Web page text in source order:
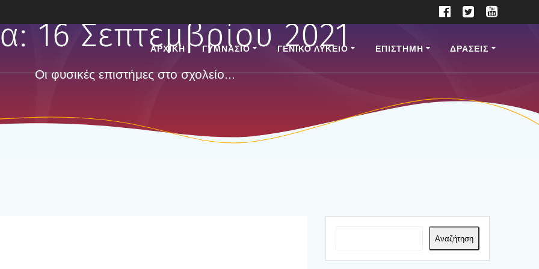
ΑΡΧΙΚΗ ΓΥΜΝΑΣΙΟ ΓΕΝΙΚΟ ΛΥΚΕΙΟ ΕΠΙ­ΣΤΗ­ΜΗ ΔΡΑΣΕΙΣ
16 Σεπτεμβρίου 2021
Οι φυσικές επιστήμες στο σχολείο...
Αναζήτηση